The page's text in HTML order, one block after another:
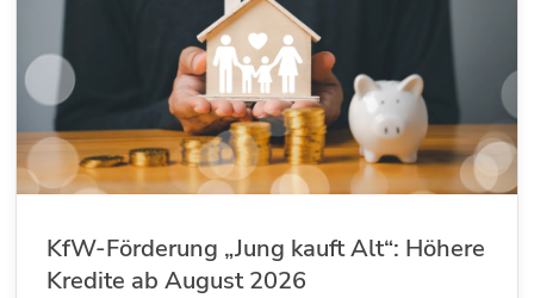
KfW-Förderung „Jung kauft Alt“: Höhere
Kredite ab August 2026